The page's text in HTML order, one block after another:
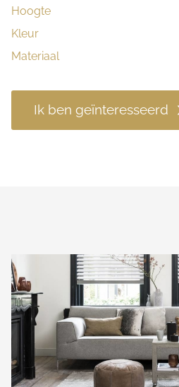
Hoogte
Kleur
Materiaal
Ik ben geïnteresseerd